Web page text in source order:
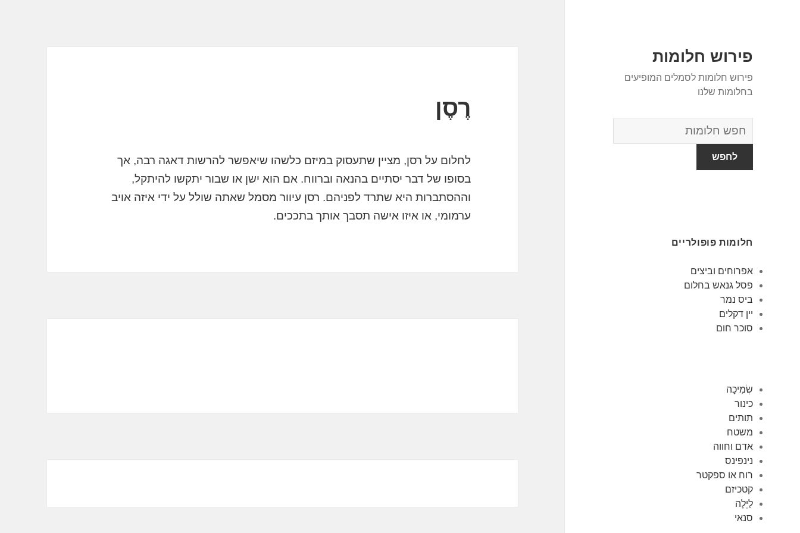
פירוש חלומות
פירוש חלומות לסמלים המופיעים
בחלומות שלנו
מילון
החלומות
חלומות פופולריים
אפרוחים וביצים
פסל גנאש בחלום
ביס נמר
יין דקלים
סוכר חום
שְׂמִיכָה
כינור
תותים
משטח
אדם וחווה
נינפינס
רוח או ספקטר
קטכיזם
לַיְלָה
סנאי
רֶסֶן
לחלום על רסן, מציין שתעסוק במיזם כלשהו שיאפשר להרשות דאגה רבה, אך
בסופו של דבר יסתיים בהנאה וברווח. אם הוא ישן או שבור יתקשו להיתקל,
וההסתברות היא שתרד לפניהם. רסן עיוור מסמל שאתה שולל על ידי איזה אויב
ערמומי, או איזו אישה תסבך אותך בתככים.